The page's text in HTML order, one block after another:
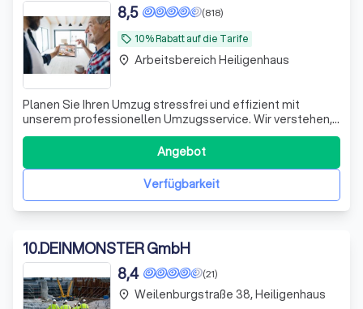
local_offer 10% Rabatt auf die Tarife
(818)
8,5
Planen Sie Ihren Umzug stressfrei und effizient mit
unserem professionellen Umzugsservice. Wir verstehen,
dass jeder Umzug einzigartig ist, und bieten daher
maßgeschneiderte Lösungen, die genau auf Ihre
Bedürfnisse zugeschnitten sind. Unser Team aus
erfahrenen Fachleuten steht Ihnen von der ersten B
Verfügbarkeit
Angebot
place Arbeitsbereich Heiligenhaus
10.DEINMONSTER GmbH
(21)
8,4
place Weilenburgstraße 38, Heiligenhaus